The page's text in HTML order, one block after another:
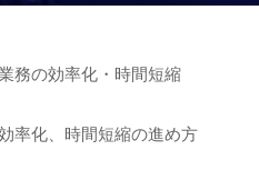
務の効率化・時間短縮
率化、時間短縮の進め方